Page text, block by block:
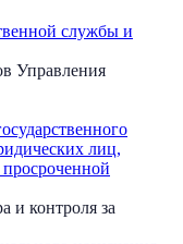
службы и
Управления
лиц,
и контроля за